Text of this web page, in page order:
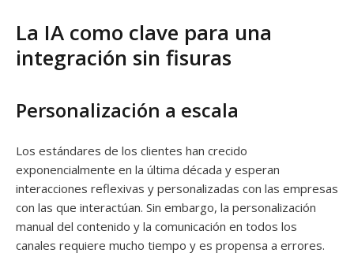
La IA como clave para una
integración sin fisuras
Personalización a escala
Los estándares de los clientes han crecido
exponencialmente en la última década y esperan
interacciones reflexivas y personalizadas con las empresas
con las que interactúan. Sin embargo, la personalización
manual del contenido y la comunicación en todos los
canales requiere mucho tiempo y es propensa a errores.